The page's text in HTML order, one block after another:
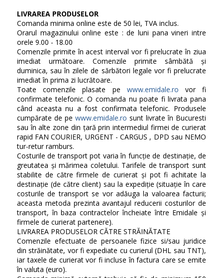
LIVRAREA PRODUSELOR
Comanda minima online este de 50 lei, TVA inclus.
Orarul magazinului online este : de luni pana vineri intre
orele 9.00 - 18.00
Comenzile primite în acest interval vor fi prelucrate în ziua
imediat următoare. Comenzile primite sâmbătă și
duminica, sau în zilele de sărbători legale vor fi prelucrate
imediat în prima zi lucrătoare.
Toate comenzile plasate pe www.emidale.ro vor fi
confirmate telefonic. O comanda nu poate fi livrata pana
când aceasta nu a fost confirmata telefonic. Produsele
cumpărate de pe www.emidale.ro sunt livrate în Bucuresti
sau în alte zone din țară prin intermediul firmei de curierat
rapid FAN COURIER, URGENT - CARGUS , DPD sau NEMO
tur-retur ramburs.
Costurile de transport pot varia în funcție de destinație, de
greutatea și mărimea coletului. Tarifele de transport sunt
stabilite de către firmele de curierat și pot fi achitate la
destinație (de către client) sau la expediție (situație în care
costurile de transport se vor adăuga la valoarea facturii;
aceasta metoda prezinta avantajul reducerii costurilor de
transport, în baza contractelor încheiate între Emidale și
firmele de curierat partenere).
LIVRAREA PRODUSELOR CĂTRE STRĂINĂTATE
Comenzile efectuate de persoanele fizice si/sau juridice
din străinătate, vor fi expediate cu curierul (DHL sau TNT),
iar taxele de curierat vor fi incluse în factura care se emite
în valuta (euro).